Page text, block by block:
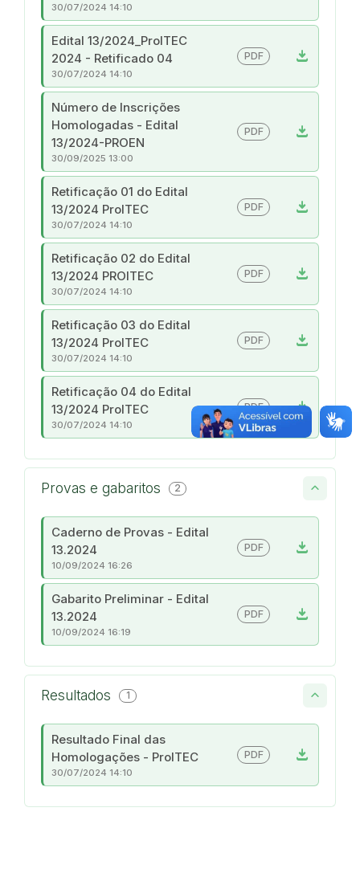
30/07/2024 14:10
Edital 13/2024_ProITEC
2024 - Retificado 04
download
PDF
30/07/2024 14:10
Número de Inscrições
Homologadas - Edital
13/2024-PROEN
download
PDF
30/09/2025 13:00
Retificação 01 do Edital
13/2024 ProITEC
download
PDF
30/07/2024 14:10
Retificação 02 do Edital
13/2024 PROITEC
download
PDF
30/07/2024 14:10
Retificação 03 do Edital
13/2024 ProITEC
download
PDF
30/07/2024 14:10
Retificação 04 do Edital
13/2024 ProITEC
download
PDF
30/07/2024 14:10
Provas e gabaritos 2
Caderno de Provas - Edital
13.2024
download
PDF
10/09/2024 16:26
Gabarito Preliminar - Edital
13.2024
download
PDF
10/09/2024 16:19
Resultados 1
Resultado Final das
Homologações - ProITEC
download
PDF
30/07/2024 14:10